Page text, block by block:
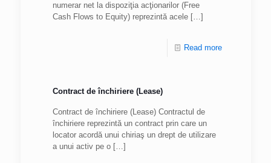
numerar net la dispoziţia acţionarilor (Free
Cash Flows to Equity) reprezintă acele[…]
Read more
Contract de închiriere (Lease)
Contract de închiriere (Lease) Contractul de
închiriere reprezintă un contract prin care un
locator acordă unui chiriaş un drept de utilizare
a unui activ pe o[…]